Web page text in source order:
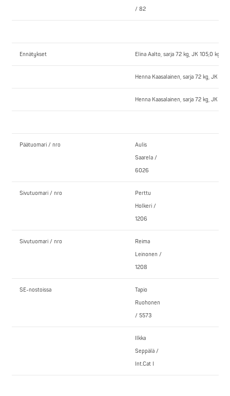
/ 82
Ennätykset Elina Aalto, sarja 72 kg, JK 105,0 kg,
Henna Kaasalainen, sarja 72 kg, JK
Henna Kaasalainen, sarja 72 kg, JK
Päätuomari / nro
Aulis
Saarela /
6026
Sivutuomari / nro
Perttu
Holkeri /
1206
Sivutuomari / nro
Reima
Leinonen /
1208
SE-nostoissa
Tapio
Ruohonen
/ 5573
Ilkka
Seppälä /
Int.Cat I